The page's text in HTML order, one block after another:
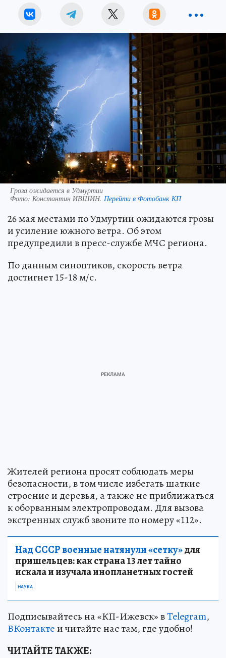
Гроза ожидается в Удмуртии
Фото: Константин ИВШИН. Перейти в Фотобанк КП
26 мая местами по Удмуртии ожидаются грозы
и усиление южного ветра. Об этом
предупредили в пресс-службе МЧС региона.
По данным синоптиков, скорость ветра
достигнет 15-18 м/с.
Жителей региона просят соблюдать меры
безопасности, в том числе избегать шаткие
строение и деревья, а также не приближаться
к оборванным электропроводам. Для вызова
экстренных служб звоните по номеру «112».
Над СССР военные натянули «сетку»для
пришельцев: как страна 13 лет тайно
искала и изучала инопланетных гостей
НАУКА
Подписывайтесь на «КП-Ижевск» вTelegram,
ВКонтактеи читайте нас там, где удобно!
ЧИТАЙТЕ ТАКЖЕ: